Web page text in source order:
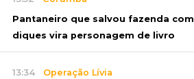
Pantaneiro que salvou fazenda com
diques vira personagem de livro
13:34 Operação Lívia